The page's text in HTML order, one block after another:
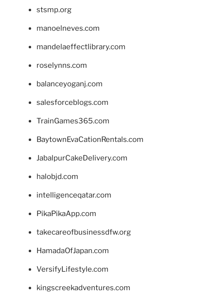
stsmp.org
manoelneves.com
mandelaeffectlibrary.com
roselynns.com
balanceyoganj.com
salesforceblogs.com
TrainGames365.com
BaytownEvaCationRentals.com
JabalpurCakeDelivery.com
halobjd.com
intelligenceqatar.com
PikaPikaApp.com
takecareofbusinessdfw.org
HamadaOfJapan.com
VersifyLifestyle.com
kingscreekadventures.com